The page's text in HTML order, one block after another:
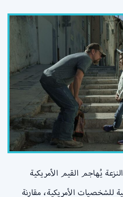
يُهاجم القيم الأمريكية
للشخصيات الأمريكية، مقارنة